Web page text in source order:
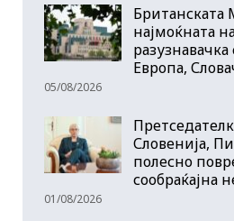
Британската
најмоќната
Европа,
05/08/2026
Словенија,
полесно
сообраќајна
01/08/2026